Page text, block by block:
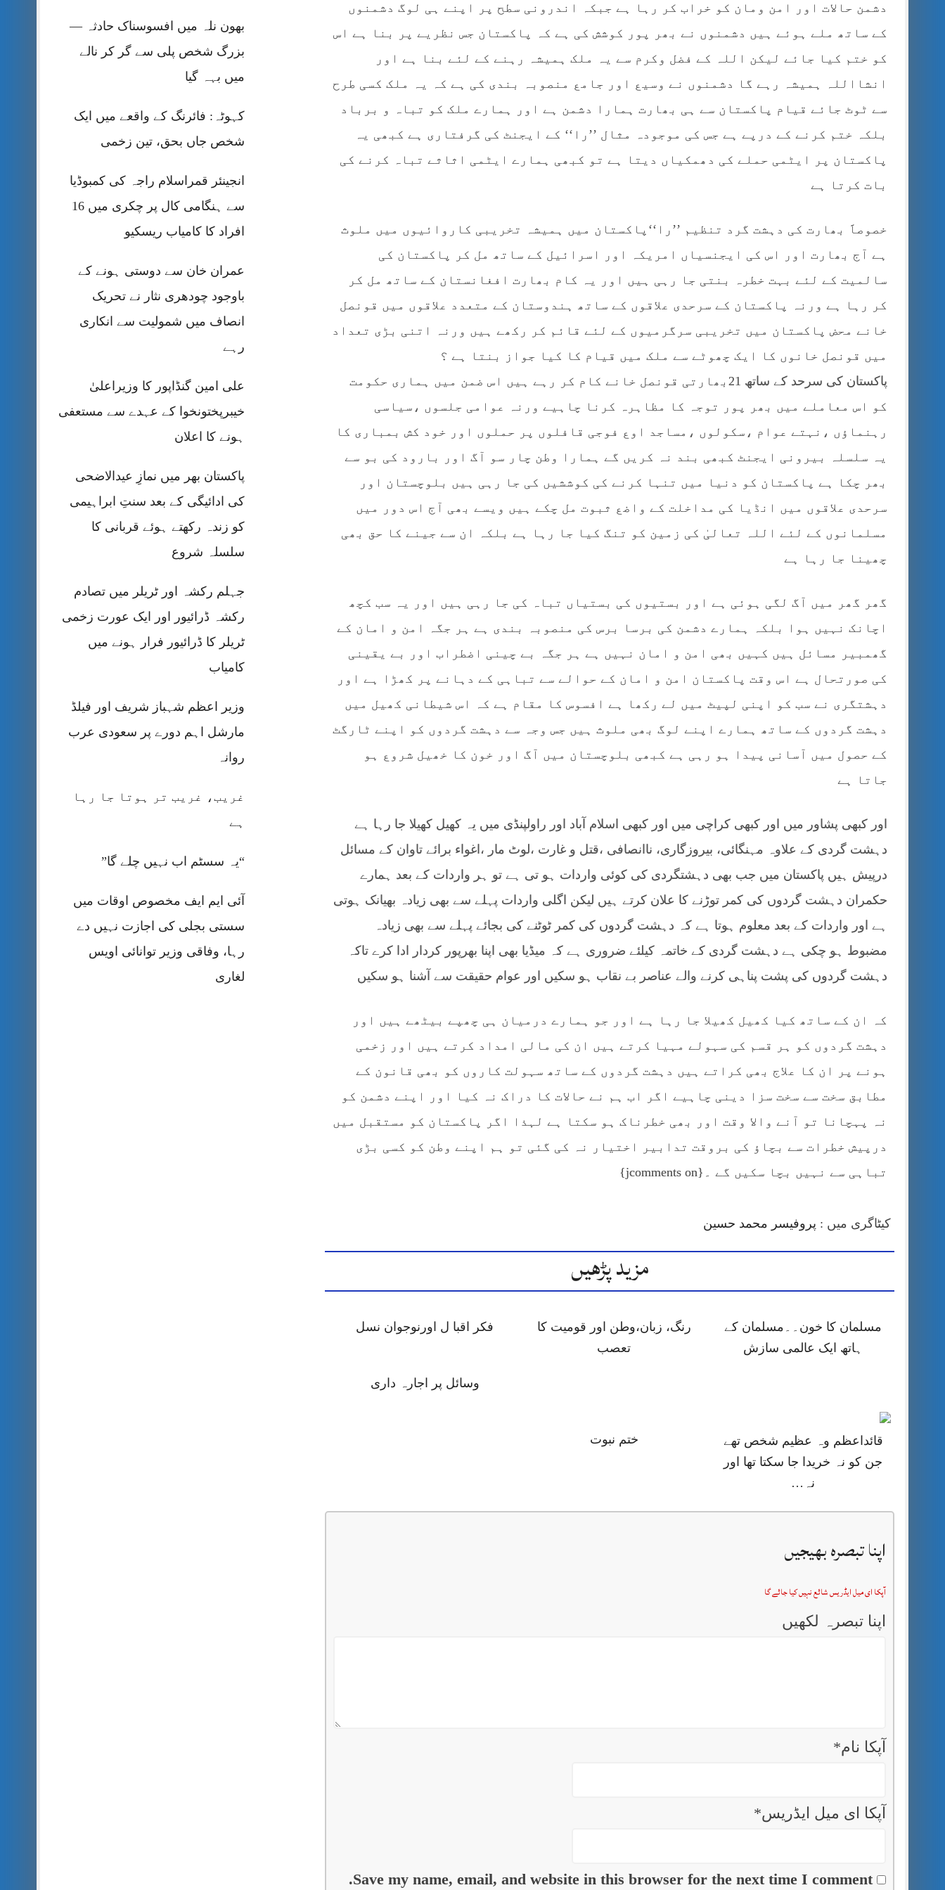
بھون نلہ میں افسوسناک حادثہ —
بزرگ شخص پلی سے گر کر نالے
میں بہہ گیا
کہوٹہ: فائرنگ کے واقعے میں ایک
شخص جاں بحق، تین زخمی
انجینئر قمراسلام راجہ کی کمبوڈیا
سے ہنگامی کال پر چکری میں 16
افراد کا کامیاب ریسکیو
عمران خان سے دوستی ہونے کے
باوجود چودھری نثار نے تحریک
انصاف میں شمولیت سے انکاری
رہے
علی امین گنڈاپور کا وزیراعلیٰ
خیبرپختونخوا کے عہدے سے مستعفی
ہونے کا اعلان
پاکستان بھر میں نمازِ عیدالاضحی
کی ادائیگی کے بعد سنتِ ابراہیمی
کو زندہ رکھتے ہوئے قربانی کا
سلسلہ شروع
جہلم رکشہ اور ٹریلر میں تصادم
رکشہ ڈرائیور اور ایک عورت زخمی
ٹریلر کا ڈرائیور فرار ہونے میں
کامیاب
وزیر اعظم شہباز شریف اور فیلڈ
مارشل اہم دورے پر سعودی عرب
روانہ
غریب، غریب تر ہوتا جا رہا
ہے
“یہ سسٹم اب نہیں چلے گا”
آئی ایم ایف مخصوص اوقات میں
سستی بجلی کی اجازت نہیں دے
رہا، وفاقی وزیر توانائی اویس
لغاری
دشمن حالات اور امن ومان کو خراب کر رہا ہے جبکہ اندرونی سطح پر اپنے ہی لوگ دشمنوں
کے ساتھ ملے ہوئے ہیں دشمنوں نے بھر پور کوشش کی ہے کہ پاکستان جس نظریے پر بنا ہے اس
کو ختم کیا جائے لیکن اللہ کے فضل وکرم سے یہ ملک ہمیشہ رہنے کے لئے بنا ہے اور
انشااللہ ہمیشہ رہے گا دشمنوں نے وسیع اور جامع منصوبہ بندی کی ہے کہ یہ ملک کسی طرح
سے ٹوٹ جائے قیام پاکستان سے ہی بھارت ہمارا دشمن ہے اور ہمارے ملک کو تباہ و برباد
بلکہ ختم کرنے کے درپے ہے جس کی موجودہ مثال ’’را‘‘ کے ایجنٹ کی گرفتاری ہے کبھی یہ
پاکستان پر ایٹمی حملے کی دھمکیاں دیتا ہے تو کبھی ہمارے ایٹمی اثاثے تباہ کرنے کی
بات کرتا ہے
خصوصاََ بھارت کی دہشت گرد تنظیم ’’را‘‘پاکستان میں ہمیشہ تخریبی کاروائیوں میں ملوث
ہے آج بھارت اور اس کی ایجنسیاں امریکہ اور اسرائیل کے ساتھ مل کر پاکستان کی
سالمیت کے لئے بہت خطرہ بنتی جا رہی ہیں اور یہ کام بھارت افغانستان کے ساتھ مل کر
کر رہا ہے ورنہ پاکستان کے سرحدی علاقوں کے ساتھ ہندوستان کے متعدد علاقوں میں قونصل
خانے محض پاکستان میں تخریبی سرگرمیوں کے لئے قائم کر رکھے ہیں ورنہ اتنی بڑی تعداد
میں قونصل خانوں کا ایک چھوٹے سے ملک میں قیام کا کیا جواز بنتا ہے ؟
پاکستان کی سرحد کے ساتھ 21بھارتی قونصل خانے کام کر رہے ہیں اس ضمن میں ہماری حکومت
کو اس معاملے میں بھر پور توجہ کا مظاہرہ کرنا چاہیے ورنہ عوامی جلسوں ،سیاسی
رہنماؤں ،نہتے عوام ،سکولوں ،مساجد اوع فوجی قافلوں پر حملوں اور خود کش بمباری کا
یہ سلسلہ بیرونی ایجنٹ کبھی بند نہ کریں گے ہمارا وطن چار سو آگ اور بارود کی بو سے
بھر چکا ہے پاکستان کو دنیا میں تنہا کرنے کی کوششیں کی جا رہی ہیں بلوچستان اور
سرحدی علاقوں میں انڈیا کی مداخلت کے واضع ثبوت مل چکے ہیں ویسے بھی آج اس دور میں
مسلمانوں کے لئے اللہ تعالیٰ کی زمین کو تنگ کیا جا رہا ہے بلکہ ان سے جینے کا حق بھی
چھینا جا رہا ہے
گھر گھر میں آگ لگی ہوئی ہے اور بستیوں کی بستیاں تباہ کی جا رہی ہیں اور یہ سب کچھ
اچانک نہیں ہوا بلکہ ہمارے دشمن کی برسا برس کی منصوبہ بندی ہے ہر جگہ امن و امان کے
گھمبیر مسائل ہیں کہیں بھی امن و امان نہیں ہے ہر جگہ بے چینی اضطراب اور بے یقینی
کی صورتحال ہے اس وقت پاکستان امن و امان کے حوالے سے تباہی کے دہانے پر کھڑا ہے اور
دہشتگری نے سب کو اپنی لپیٹ میں لے رکھا ہے افسوس کا مقام ہے کہ اس شیطانی کھیل میں
دہشت گردوں کے ساتھ ہمارے اپنے لوگ بھی ملوث ہیں جس وجہ سے دہشت گردوں کو اپنے ٹارگٹ
کے حصول میں آسانی پیدا ہو رہی ہے کبھی بلوچستان میں آگ اور خون کا خھیل شروع ہو
جاتا ہے
اور کبھی پشاور میں اور کبھی کراچی میں اور کبھی اسلام آباد اور راولپنڈی میں یہ کھیل کھیلا جا رہا ہے
دہشت گردی کے علاوہ مہنگائی، بیروزگاری، ناانصافی ،قتل و غارت ،لوٹ مار ،اغواء برائے تاوان کے مسائل
درپیش ہیں پاکستان میں جب بھی دہشتگردی کی کوئی واردات ہو تی ہے تو ہر واردات کے بعد ہمارے
حکمران دہشت گردوں کی کمر توڑنے کا علان کرتے ہیں لیکن اگلی واردات پہلے سے بھی زیادہ بھیانک ہوتی
ہے اور واردات کے بعد معلوم ہوتا ہے کہ دہشت گردوں کی کمر ٹوٹنے کی بجائے پہلے سے بھی زیادہ
مضبوط ہو چکی ہے دہشت گردی کے خاتمہ کیلئے ضروری ہے کہ میڈیا بھی اپنا بھرپور کردار ادا کرے تاکہ
دہشت گردوں کی پشت پناہی کرنے والے عناصر بے نقاب ہو سکیں اور عوام حقیقت سے آشنا ہو سکیں
کہ ان کے ساتھ کیا کھیل کھیلا جا رہا ہے اور جو ہمارے درمیان ہی چھپے بیٹھے ہیں اور
دہشت گردوں کو ہر قسم کی سہولے مہیا کرتے ہیں ان کی مالی امداد کرتے ہیں اور زخمی
ہونے پر ان کا علاج بھی کراتے ہیں دہشت گردوں کے ساتھ سہولت کاروں کو بھی قانون کے
مطابق سخت سے سخت سزا دینی چاہیے اگر اب ہم نے حالات کا دراک نہ کیا اور اپنے دشمن کو
نہ پہچانا تو آنے والا وقت اور بھی خطرناک ہو سکتا ہے لہذا اگر پاکستان کو مستقبل میں
درپیش خطرات سے بچاؤ کی بروقت تدابیر اختیار نہ کی گئی تو ہم اپنے وطن کو کسی بڑی
تباہی سے نہیں بچا سکیں گے ۔{jcomments on}
کیٹاگری میں : پروفیسر محمد حسین
مزید پڑھیں
مسلمان کا خون۔۔مسلمان کے
ہاتھ ایک عالمی سازش
رنگ، زبان،وطن اور قومیت کا
تعصب
فکر اقبا ل اورنوجوان نسل
وسائل پر اجارہ داری
قائداعظم وہ عظیم شخص تھے
جن کو نہ خریدا جا سکتا تھا اور
نہ…
ختم نبوت
اپنا تبصرہ بھیجیں
آپکا ای میل ایڈریس شائع نہیں کیا جائے گا
اپنا تبصرہ لکھیں
آپکا نام*
آپکا ای میل ایڈریس*
Save my name, email, and website in this browser for the next time I comment.